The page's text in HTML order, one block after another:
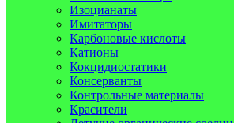
Изоцианаты
Имитаторы
Карбоновые кислоты
Катионы
Кокцидиостатики
Консерванты
Контрольные материалы
Красители